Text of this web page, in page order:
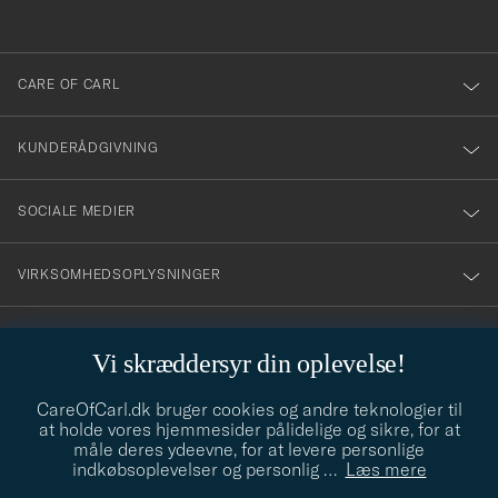
Vi skræddersyr din oplevelse!
CareOfCarl.dk bruger cookies og andre teknologier til
at holde vores hjemmesider pålidelige og sikre, for at
måle deres ydeevne, for at levere personlige
indkøbsoplevelser og personlig … Læs mere
dig
till
vårt
nyhetsbrev!
CARE OF CARL
KUNDERÅDGIVNING
SOCIALE MEDIER
VIRKSOMHEDSOPLYSNINGER
info@careofcarl.dk
Behøver du hjælp til at finde din stil? Lad os hjælpe dig, vi hjælper
gerne til!
STILRÅD